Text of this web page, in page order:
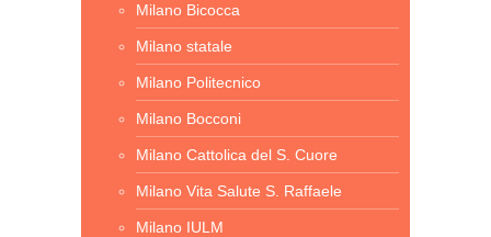
Milano Bicocca
Milano statale
Milano Politecnico
Milano Bocconi
Milano Cattolica del S. Cuore
Milano Vita Salute S. Raffaele
Milano IULM